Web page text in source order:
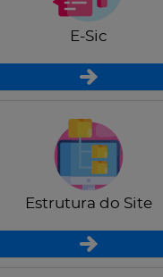
E-Sic
Estrutura do Site